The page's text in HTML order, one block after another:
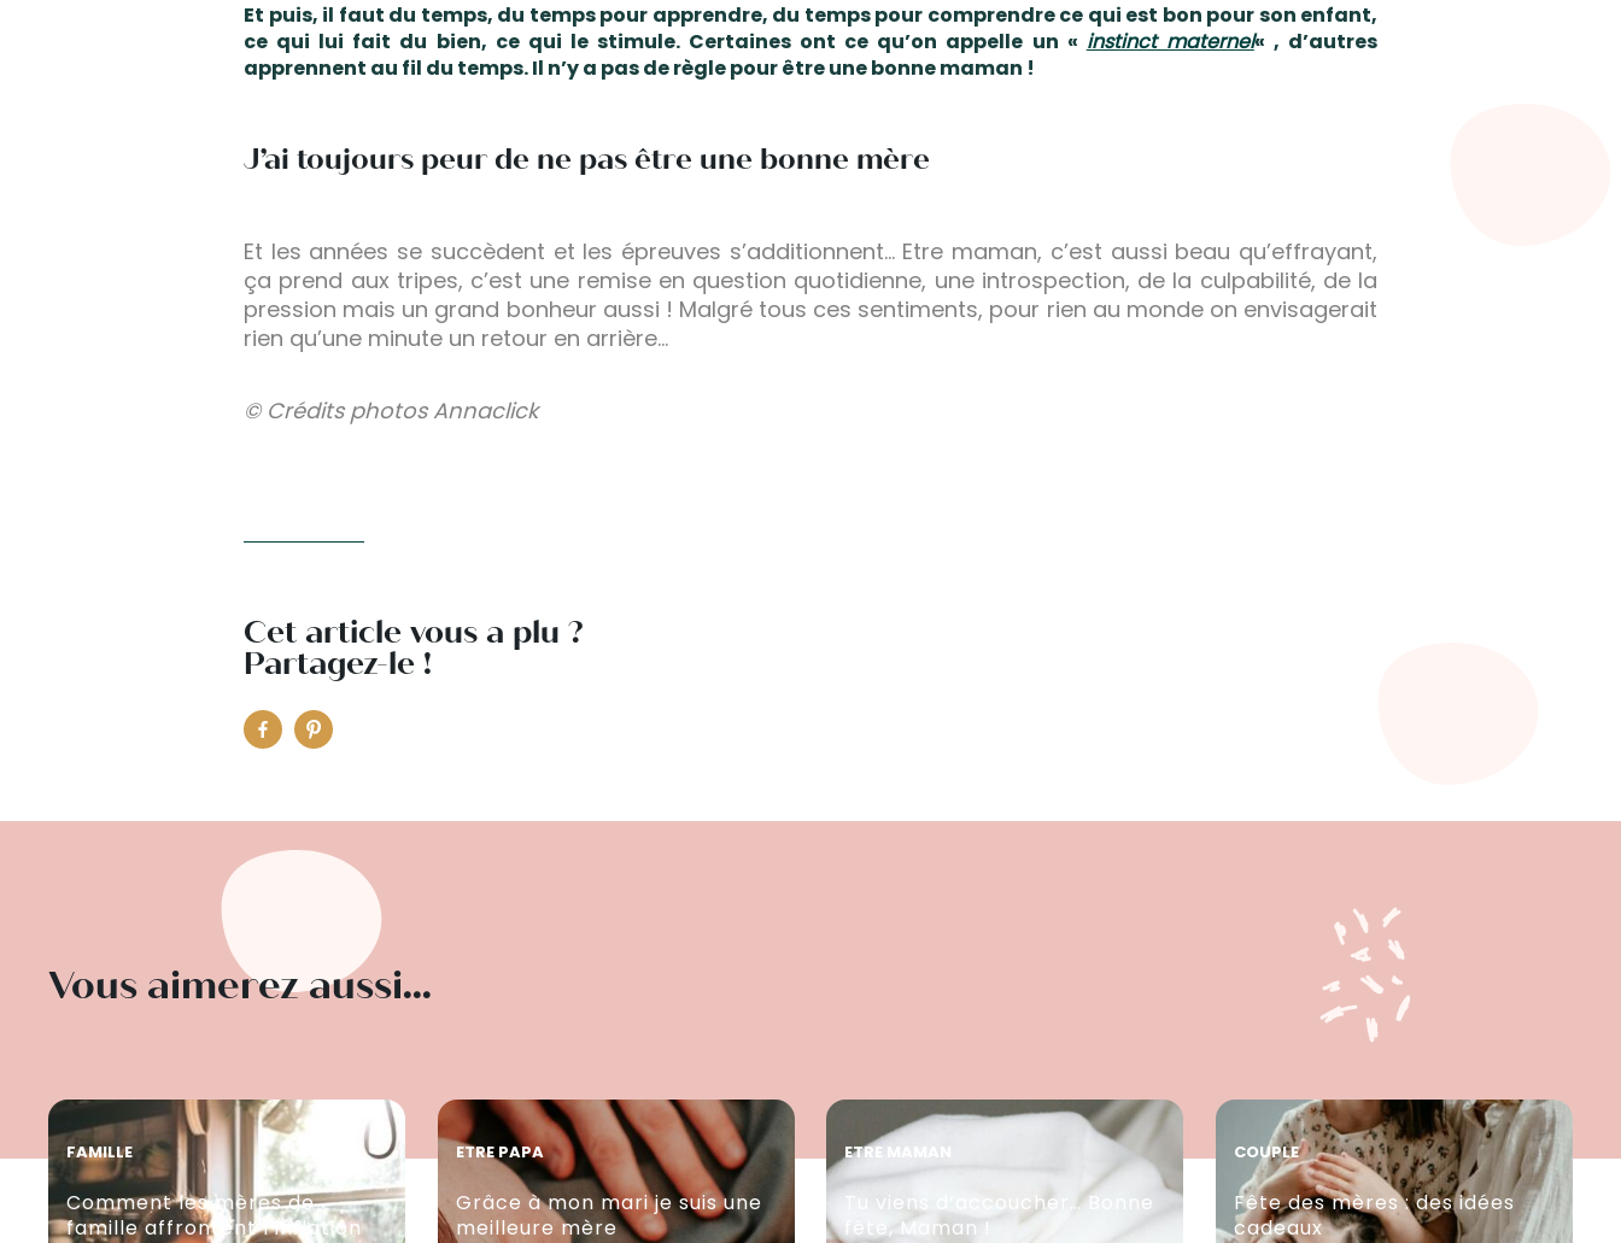
Et puis, il faut du temps, du temps pour apprendre, du temps pour comprendre ce qui est bon pour son enfant,
ce qui lui fait du bien, ce qui le stimule. Certaines ont ce qu’on appelle un « instinct maternel« , d’autres
apprennent au fil du temps. Il n’y a pas de règle pour être une bonne maman !
J’ai toujours peur de ne pas être une bonne mère
Et les années se succèdent et les épreuves s’additionnent… Etre maman, c’est aussi beau qu’effrayant,
ça prend aux tripes, c’est une remise en question quotidienne, une introspection, de la culpabilité, de la
pression mais un grand bonheur aussi ! Malgré tous ces sentiments, pour rien au monde on envisagerait
rien qu’une minute un retour en arrière…
© Crédits photos Annaclick
Cet article vous a plu ?
Partagez-le !
Vous aimerez aussi...
FAMILLE
Comment les mères de
famille affrontent l’inflation
ETRE PAPA
Grâce à mon mari je suis une
meilleure mère
ETRE MAMAN
Tu viens d’accoucher… Bonne
fête, Maman !
COUPLE
Fête des mères : des idées
cadeaux